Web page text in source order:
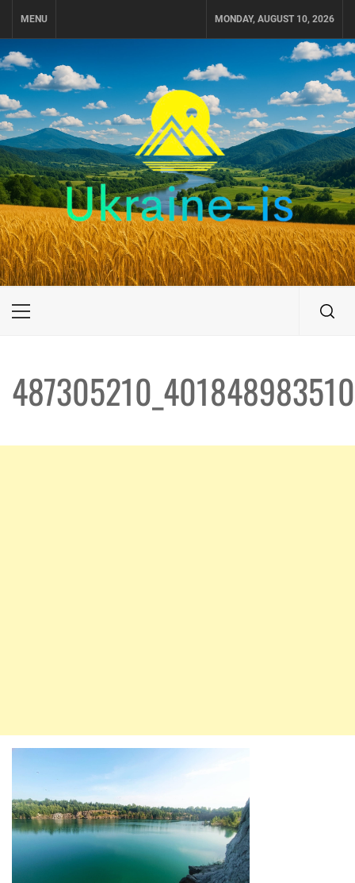
MENU MONDAY, AUGUST 10, 2026
UKRAINE-IS
ПОДОРОЖI ПО УКРАЇНІ
Primary